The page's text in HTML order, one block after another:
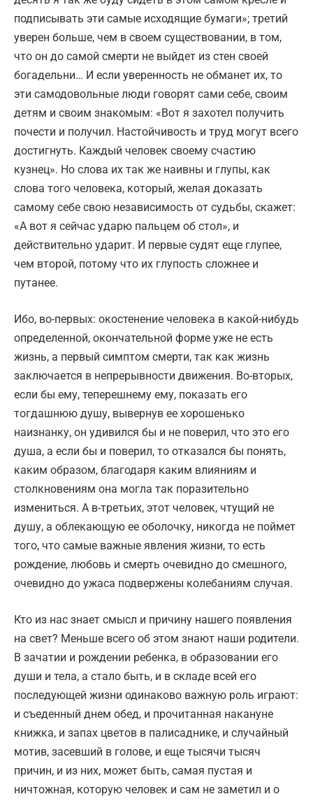
подписывать эти самые исходящие бумаги»; третий
уверен больше, чем в своем существовании, в том,
что он до самой смерти не выйдет из стен своей
богадельни… И если уверенность не обманет их, то
эти самодовольные люди говорят сами себе, своим
детям и своим знакомым: «Вот я захотел получить
почести и получил. Настойчивость и труд могут всего
достигнуть. Каждый человек своему счастию
кузнец». Но слова их так же наивны и глупы, как
слова того человека, который, желая доказать
самому себе свою независимость от судьбы, скажет:
«А вот я сейчас ударю пальцем об стол», и
действительно ударит. И первые судят еще глупее,
чем второй, потому что их глупость сложнее и
путанее.
Ибо, во-первых: окостенение человека в какой-нибудь
определенной, окончательной форме уже не есть
жизнь, а первый симптом смерти, так как жизнь
заключается в непрерывности движения. Во-вторых,
если бы ему, теперешнему ему, показать его
тогдашнюю душу, вывернув ее хорошенько
наизнанку, он удивился бы и не поверил, что это его
душа, а если бы и поверил, то отказался бы понять,
каким образом, благодаря каким влияниям и
столкновениям она могла так поразительно
измениться. А в-третьих, этот человек, чтущий не
душу, а облекающую ее оболочку, никогда не поймет
того, что самые важные явления жизни, то есть
рождение, любовь и смерть очевидно до смешного,
очевидно до ужаса подвержены колебаниям случая.
Кто из нас знает смысл и причину нашего появления
на свет? Меньше всего об этом знают наши родители.
В зачатии и рождении ребенка, в образовании его
души и тела, а стало быть, и в складе всей его
последующей жизни одинаково важную роль играют:
и съеденный днем обед, и прочитанная накануне
книжка, и запах цветов в палисаднике, и случайный
мотив, засевший в голове, и еще тысячи тысяч
причин, и из них, может быть, самая пустая и
ничтожная, которую человек и сам не заметил и о